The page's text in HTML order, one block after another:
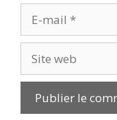
mail
web